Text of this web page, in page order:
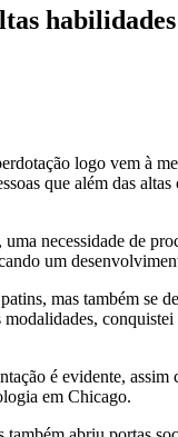
logo vem à
que além das
necessidade de
um
mas também
é evidente,
em Chicago.